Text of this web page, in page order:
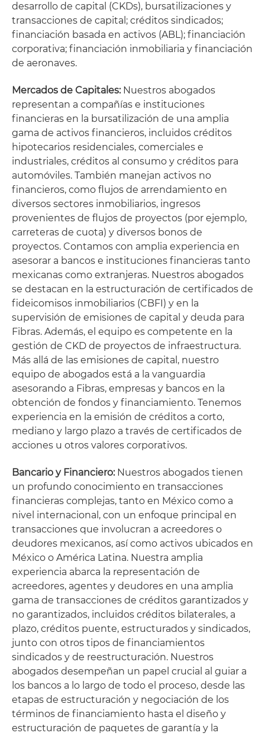
desarrollo de capital (CKDs), bursatilizaciones y
transacciones de capital; créditos sindicados;
financiación basada en activos (ABL); financiación
corporativa; financiación inmobiliaria y financiación
de aeronaves.
Mercados de Capitales:Nuestros abogados
representan a compañías e instituciones
financieras en la bursatilización de una amplia
gama de activos financieros, incluidos créditos
hipotecarios residenciales, comerciales e
industriales, créditos al consumo y créditos para
automóviles. También manejan activos no
financieros, como flujos de arrendamiento en
diversos sectores inmobiliarios, ingresos
provenientes de flujos de proyectos (por ejemplo,
carreteras de cuota) y diversos bonos de
proyectos. Contamos con amplia experiencia en
asesorar a bancos e instituciones financieras tanto
mexicanas como extranjeras. Nuestros abogados
se destacan en la estructuración de certificados de
fideicomisos inmobiliarios (CBFI) y en la
supervisión de emisiones de capital y deuda para
Fibras. Además, el equipo es competente en la
gestión de CKD de proyectos de infraestructura.
Más allá de las emisiones de capital, nuestro
equipo de abogados está a la vanguardia
asesorando a Fibras, empresas y bancos en la
obtención de fondos y financiamiento. Tenemos
experiencia en la emisión de créditos a corto,
mediano y largo plazo a través de certificados de
acciones u otros valores corporativos.
Bancario y Financiero:Nuestros abogados tienen
un profundo conocimiento en transacciones
financieras complejas, tanto en México como a
nivel internacional, con un enfoque principal en
transacciones que involucran a acreedores o
deudores mexicanos, así como activos ubicados en
México o América Latina. Nuestra amplia
experiencia abarca la representación de
acreedores, agentes y deudores en una amplia
gama de transacciones de créditos garantizados y
no garantizados, incluidos créditos bilaterales, a
plazo, créditos puente, estructurados y sindicados,
junto con otros tipos de financiamientos
sindicados y de reestructuración. Nuestros
abogados desempeñan un papel crucial al guiar a
los bancos a lo largo de todo el proceso, desde las
etapas de estructuración y negociación de los
términos de financiamiento hasta el diseño y
estructuración de paquetes de garantía y la